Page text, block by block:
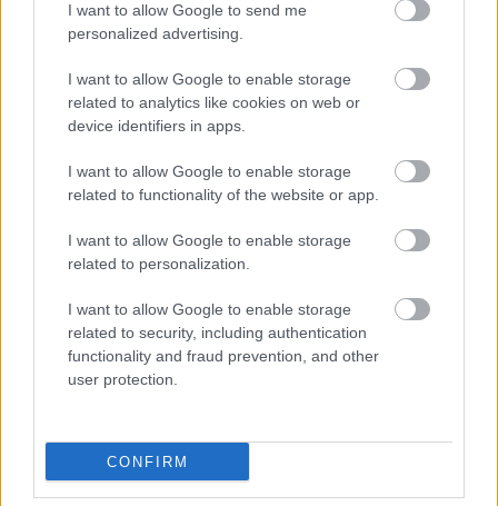
I want to allow Google to send me
personalized advertising.
I want to allow Google to enable storage
related to analytics like cookies on web or
device identifiers in apps.
I want to allow Google to enable storage
related to functionality of the website or app.
I want to allow Google to enable storage
related to personalization.
I want to allow Google to enable storage
related to security, including authentication
functionality and fraud prevention, and other
user protection.
CONFIRM
...::: Flúgos Kamionos :::...
15 éve
Amúgy lehet, hogy épp szülni ment, és azért sietett :)
tundrazuzmo (törölt)
15 éve
Tornado86
15 éve
@Leadfoot:
Take-it-Easy